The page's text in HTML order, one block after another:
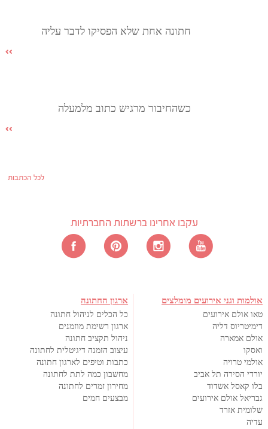
חתונה אחת שלא הפסיקו לדבר עליה
כשהחיבור מרגיש כתוב מלמעלה
לכל הכתבות
עקבו אחרינו ברשתות החברתיות
אולמות וגני אירועים מומלצים
טאו אולם אירועים
דימיטריוס דליה
אולם אמארה
ואסקו
אולמי טרויה
יורדי הסירה תל אביב
בלו קאסל אשדוד
גבריאל אולם אירועים
שלומית אזרד
עדיה
ארגון החתונה
כל הכלים לניהול חתונה
ארגון רשימת מוזמנים
ניהול תקציב חתונה
עיצוב הזמנה דיגיטלית לחתונה
כתבות וטיפים לארגון חתונה
מחשבון כמה לתת לחתונה
מחירון זמרים לחתונה
מבצעים חמים